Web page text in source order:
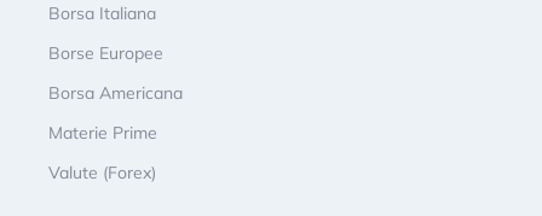
Borsa Italiana
Borse Europee
Borsa Americana
Materie Prime
Valute (Forex)